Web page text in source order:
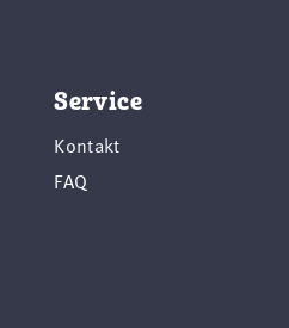
Service
Kontakt
FAQ